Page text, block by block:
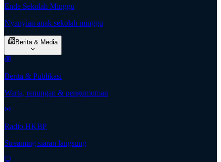
Ende Sekolah Minggu
Nyanyian anak sekolah minggu
Berita & Media
Berita & Publikasi
Warta, renungan & pengumuman
Radio HKBP
Streaming siaran langsung